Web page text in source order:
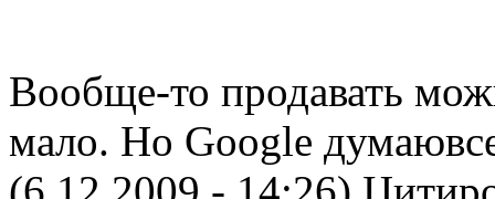
Вообще-то продавать
мало. Но Google